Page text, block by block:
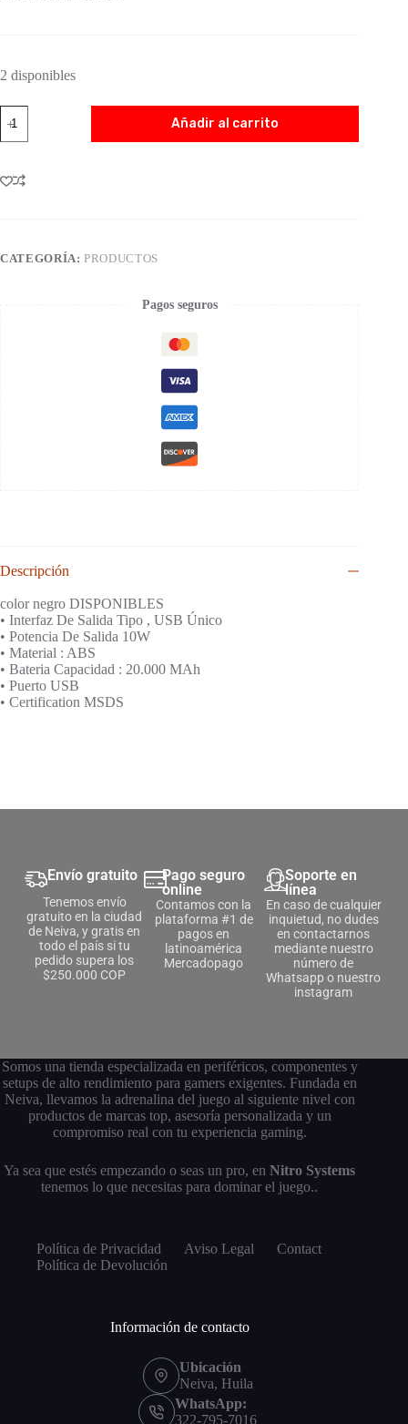
2 disponibles
Añadir al carrito
CATEGORÍA:PRODUCTOS
Pagos seguros
Descripción
color negro DISPONIBLES
• Interfaz De Salida Tipo , USB Único
• Potencia De Salida 10W
• Material : ABS
• Bateria Capacidad : 20.000 MAh
• Puerto USB
• Certification MSDS
Envío gratuito
Tenemos envío
gratuito en la ciudad
de Neiva, y gratis en
todo el país si tu
pedido supera los
$250.000 COP
Pago seguro
online
Contamos con la
plataforma #1 de
pagos en
latinoamérica
Mercadopago
Soporte en
línea
En caso de cualquier
inquietud, no dudes
en contactarnos
mediante nuestro
número de
Whatsapp o nuestro
instagram
Somos una tienda especializada en periféricos, componentes y
setups de alto rendimiento para gamers exigentes. Fundada en
Neiva, llevamos la adrenalina del juego al siguiente nivel con
productos de marcas top, asesoría personalizada y un
compromiso real con tu experiencia gaming.
Ya sea que estés empezando o seas un pro, enNitro Systems
tenemos lo que necesitas para dominar el juego..
Política de Privacidad Aviso Legal
Contact
Política de Devolución
Información de contacto
Ubicación
Neiva, Huila
WhatsApp:
322-795-7016